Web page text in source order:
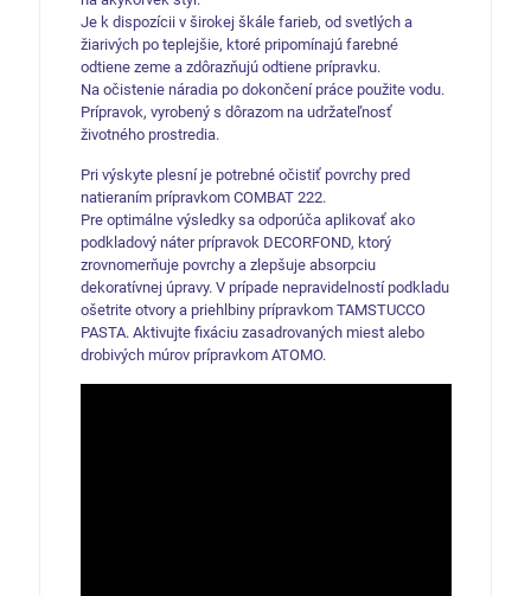
Je k dispozícii v širokej škále farieb, od svetlých a
žiarivých po teplejšie, ktoré pripomínajú farebné
odtiene zeme a zdôrazňujú odtiene prípravku.
Na očistenie náradia po dokončení práce použite vodu.
Prípravok, vyrobený s dôrazom na udržateľnosť
životného prostredia.
Pri výskyte plesní je potrebné očistiť povrchy pred
natieraním prípravkom COMBAT 222.
Pre optimálne výsledky sa odporúča aplikovať ako
podkladový náter prípravok DECORFOND, ktorý
zrovnomerňuje povrchy a zlepšuje absorpciu
dekoratívnej úpravy. V prípade nepravidelností podkladu
ošetrite otvory a priehlbiny prípravkom TAMSTUCCO
PASTA. Aktivujte fixáciu zasadrovaných miest alebo
drobivých múrov prípravkom ATOMO.